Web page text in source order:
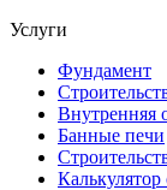
Услуги
Фундамент
Внутренняя
Банные печи
Калькулятор